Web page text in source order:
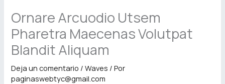
Ornare Arcuodio Utsem
Pharetra Maecenas Volutpat
Blandit Aliquam
Deja un comentario /Waves / Por
paginaswebtyc@gmail.com